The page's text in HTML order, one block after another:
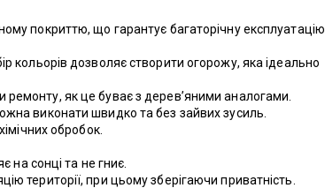
покриттю, що гарантує багаторічну експлуатацію
кольорів дозволяє створити огорожу, яка ідеально
як це буває з дерев’яними аналогами.
виконати швидко та без зайвих зусиль.
обробок.
на сонці та не гниє.
території, при цьому зберігаючи приватність.